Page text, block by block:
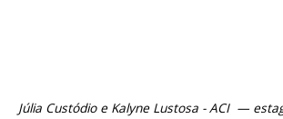
Júlia Custódio e Kalyne Lustosa - ACI —